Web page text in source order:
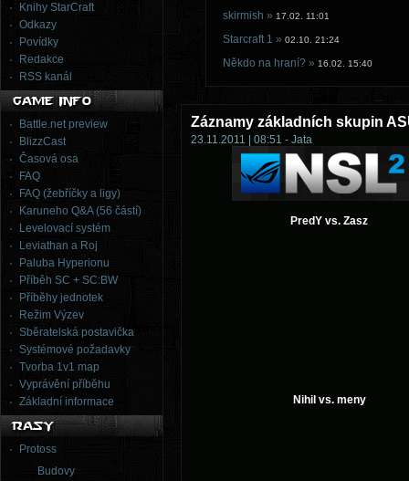
Knihy StarCraft
Odkazy
Povídky
Redakce
RSS kanál
Battle.net preview
BlizzCast
Časová osa
FAQ
FAQ (žebříčky a ligy)
Karuneho Q&A (56 částí)
Levelovací systém
Leviathan a Roj
Paluba Hyperionu
Příběh SC + SC:BW
Příběhy jednotek
Režim Výzev
Sběratelská postavička
Systémové požadavky
Tvorba 1v1 map
Vyprávění příběhu
Základní informace
Protoss
Budovy
skirmish » 17.02. 11:01
Starcraft 1 » 02.10. 21:24
Někdo na hraní? » 16.02. 15:40
Záznamy základních skupin
23.11.2011 | 08:51 - Jata
PredY vs. Zasz
Nihil vs. meny